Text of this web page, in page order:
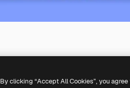
By clicking “Accept All Cookies”, you